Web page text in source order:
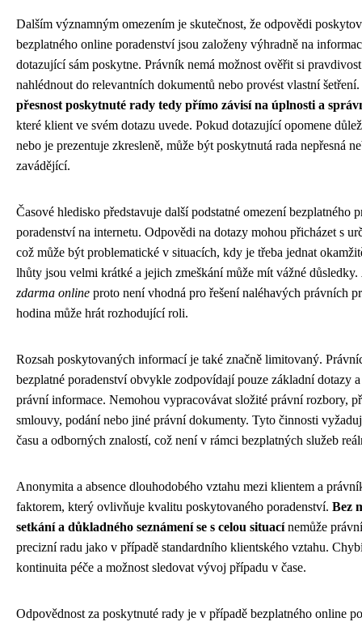
Dalším významným omezením je skutečnost, že odpovědi
bezplatného online poradenství jsou založeny výhradně na
dotazující sám poskytne. Právník nemá možnost ověřit si
nahlédnout do relevantních dokumentů nebo provést vlastní šetření.
přesnost poskytnuté rady tedy přímo závisí na úplnosti a
které klient ve svém dotazu uvede. Pokud dotazující opomene
nebo je prezentuje zkresleně, může být poskytnutá rada nepřesná
zavádějící.
Časové hledisko představuje další podstatné omezení bezplatného
poradenství na internetu. Odpovědi na dotazy mohou přicházet s
což může být problematické v situacích, kdy je třeba jednat
lhůty jsou velmi krátké a jejich zmeškání může mít vážné důsledky.
zdarma online proto není vhodná pro řešení naléhavých právních
hodina může hrát rozhodující roli.
Rozsah poskytovaných informací je také značně limitovaný.
bezplatné poradenství obvykle zodpovídají pouze základní dotazy
právní informace. Nemohou vypracovávat složité právní rozbory,
smlouvy, podání nebo jiné právní dokumenty. Tyto činnosti
času a odborných znalostí, což není v rámci bezplatných služeb
Anonymita a absence dlouhodobého vztahu mezi klientem a
faktorem, který ovlivňuje kvalitu poskytovaného poradenství. Bez
setkání a důkladného seznámení se s celou situacínemůže
precizní radu jako v případě standardního klientského vztahu.
kontinuita péče a možnost sledovat vývoj případu v čase.
Odpovědnost za poskytnuté rady je v případě bezplatného online